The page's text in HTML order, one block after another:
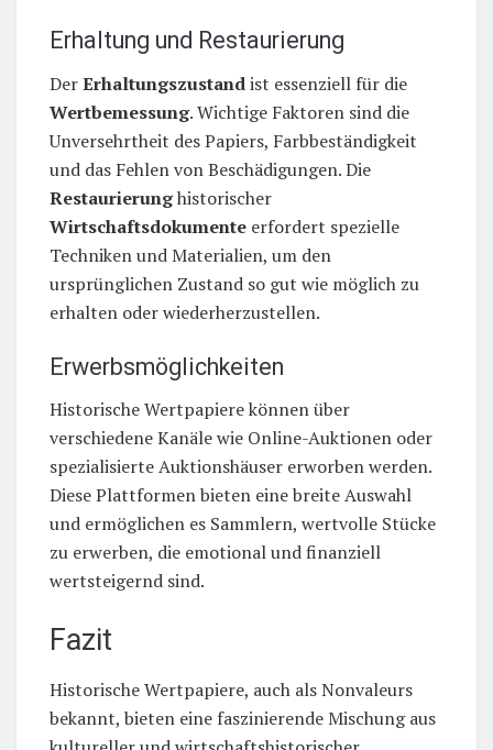
Erhaltung und Restaurierung
DerErhaltungszustandist essenziell für die
Wertbemessung. Wichtige Faktoren sind die
Unversehrtheit des Papiers, Farbbeständigkeit
und das Fehlen von Beschädigungen. Die
Restaurierunghistorischer
Wirtschaftsdokumente erfordert spezielle
Techniken und Materialien, um den
ursprünglichen Zustand so gut wie möglich zu
erhalten oder wiederherzustellen.
Erwerbsmöglichkeiten
Historische Wertpapiere können über
verschiedene Kanäle wie Online-Auktionen oder
spezialisierte Auktionshäuser erworben werden.
Diese Plattformen bieten eine breite Auswahl
und ermöglichen es Sammlern, wertvolle Stücke
zu erwerben, die emotional und finanziell
wertsteigernd sind.
Fazit
Historische Wertpapiere, auch als Nonvaleurs
bekannt, bieten eine faszinierende Mischung aus